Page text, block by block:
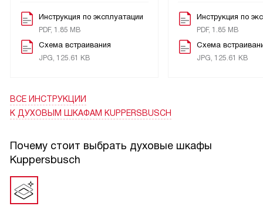
Это позволяет быть уверенным в безопасности даже при
наличии маленьких детей в доме.
И, конечно, нельзя не упомянуть о системе охлаждения
прибора и автоматическом защитном отключении
Я доволен покупкой. Это действительно удобная и
функциональная техника, которая стала незаменимой
Инструкция по эксплуатации
PDF, 1.85 MB
Схема встраивания
JPG, 125.61 KB
Инструкция по
PDF, 1.85 MB
Схема
JPG, 125.61 KB
ВСЕ ИНСТРУКЦИИ
К ДУХОВЫМ ШКАФАМ KUPPERSBUSCH
Почему стоит выбрать духовые шкафы
Kuppersbusch